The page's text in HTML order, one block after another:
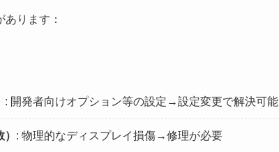
ります：
: 開発者向けオプション等の設定→設定変更で解決可能
: 物理的なディスプレイ損傷→修理が必要